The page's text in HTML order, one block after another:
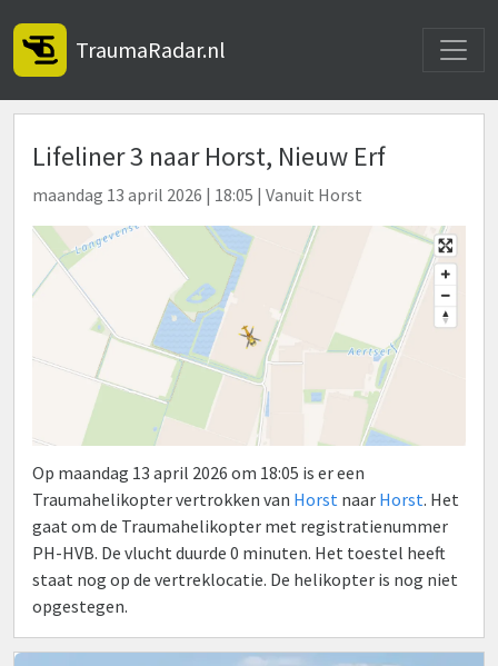
TraumaRadar.nl
Lifeliner 3 naar Horst, Nieuw Erf
maandag 13 april 2026 | 18:05 | Vanuit Horst
Op maandag 13 april 2026 om 18:05 is er een
Traumahelikopter vertrokken van Horst naar Horst. Het
gaat om de Traumahelikopter met registratienummer
PH-HVB. De vlucht duurde 0 minuten. Het toestel heeft
staat nog op de vertreklocatie. De helikopter is nog niet
opgestegen.